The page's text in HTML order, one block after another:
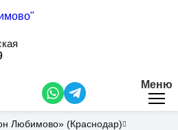
Меню
Любимово» (Краснодар)